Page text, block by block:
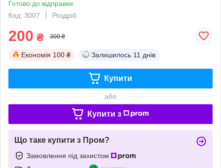
Готово до відправки
Код: 3007
Роздріб
200 ₴ 300 ₴
Економія 100 ₴ Залишилось 11 днів
Купити
або
Купити з
Що таке купити з Пром?
Замовлення під захистом